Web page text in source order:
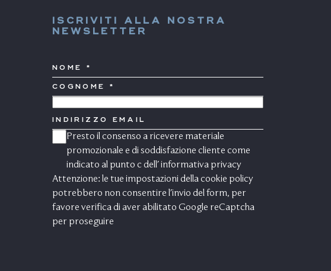
ISCRIVITI ALLA NOSTRA
NEWSLETTER
NOME
COGNOME
INDIRIZZO
CONSENSO
MARKETING
Presto il consenso a ricevere materiale
promozionale e di soddisfazione cliente come
indicato al punto c dell' informativa privacy
Attenzione: le tue impostazioni della cookie policy
potrebbero non consentire l'invio del form, per
favore verifica di aver abilitato Google reCaptcha
per proseguire